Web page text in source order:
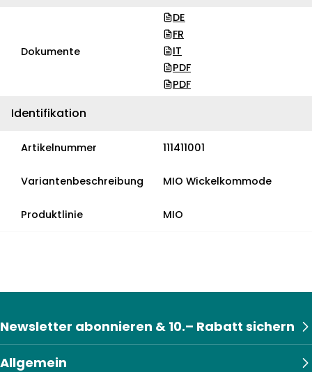
Dokumente
DE
FR
IT
PDF
PDF
Identifikation
Artikelnummer 111411001
Variantenbeschreibung MIO Wickelkommode
Produktlinie MIO
Allgemein
Newsletter abonnieren & 10.– Rabatt sichern